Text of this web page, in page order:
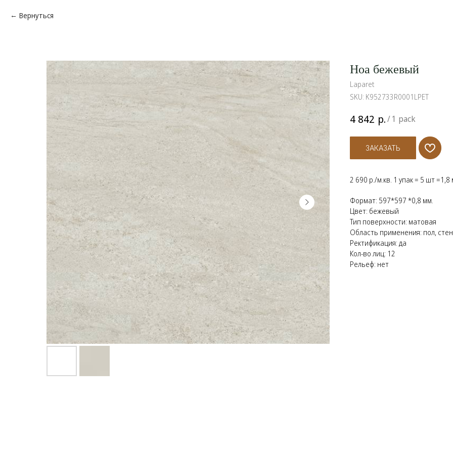
Вернуться
Ноа бежевый
Laparet
SKU: K952733R0001LPET
4 842 р./1 pack
ЗАКАЗАТЬ
2 690 р./м.кв. 1 упак = 5 шт =1,8
Формат: 597*597 *0,8 мм.
Цвет: бежевый
Тип поверхности: матовая
Область применения: пол,
Ректификация: да
Кол-во лиц: 12
Рельеф: нет